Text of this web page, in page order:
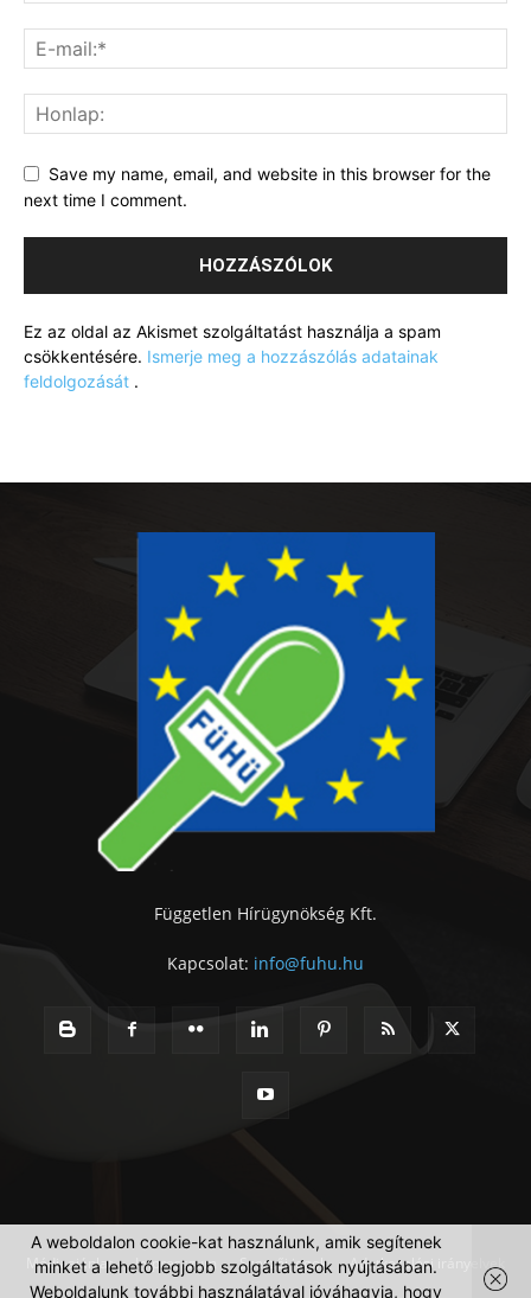
Save my name, email, and website in this browser for the
next time I comment.
Ez az oldal az Akismet szolgáltatást használja a spam
csökkentésére. Ismerje meg a hozzászólás adatainak
feldolgozását .
Független Hírügynökség Kft.
Kapcsolat: info@fuhu.hu
Médiaajánlat Impresszum Szerzői jogok Adatkezelési irányelvek
A weboldalon cookie-kat használunk, amik segítenek
minket a lehető legjobb szolgáltatások nyújtásában.
Weboldalunk további használatával jóváhagyja, hogy